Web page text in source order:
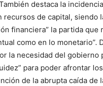
destaca la
recursos de capital, siendo
financiera” la partida que
como en lo monetario”.
la necesidad del gobierno
para poder afrontar
de la abrupta caída de